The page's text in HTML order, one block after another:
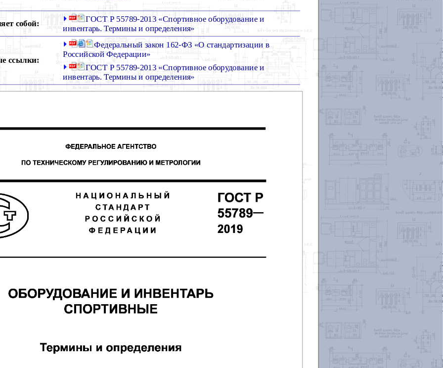
собой:
ГОСТ Р 55789-2013 «Спортивное оборудование и
инвентарь. Термины и определения»
ссылки:
Федеральный закон 162-ФЗ «О стандартизации в
Российской Федерации»
ГОСТ Р 55789-2013 «Спортивное оборудование и
инвентарь. Термины и определения»